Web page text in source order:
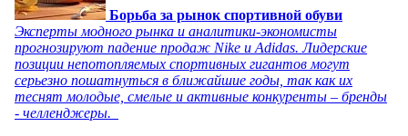
Борьба за рынок спортивной обуви
Эксперты модного рынка и аналитики-экономисты
прогнозируют падение продаж Nike и Adidas. Лидерские
позиции непотопляемых спортивных гигантов могут
серьезно пошатнуться в ближайшие годы, так как их
теснят молодые, смелые и активные конкуренты – бренды
- челленджеры.